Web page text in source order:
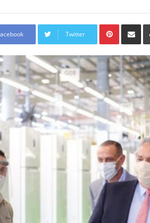
Twitter
Pinterest